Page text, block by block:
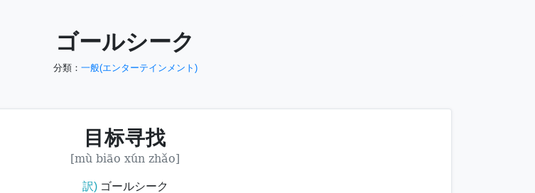
ゴールシーク
分類： 一般(エンターテインメント)
目标寻找
[mù biāo xún zhǎo]
訳)ゴールシーク